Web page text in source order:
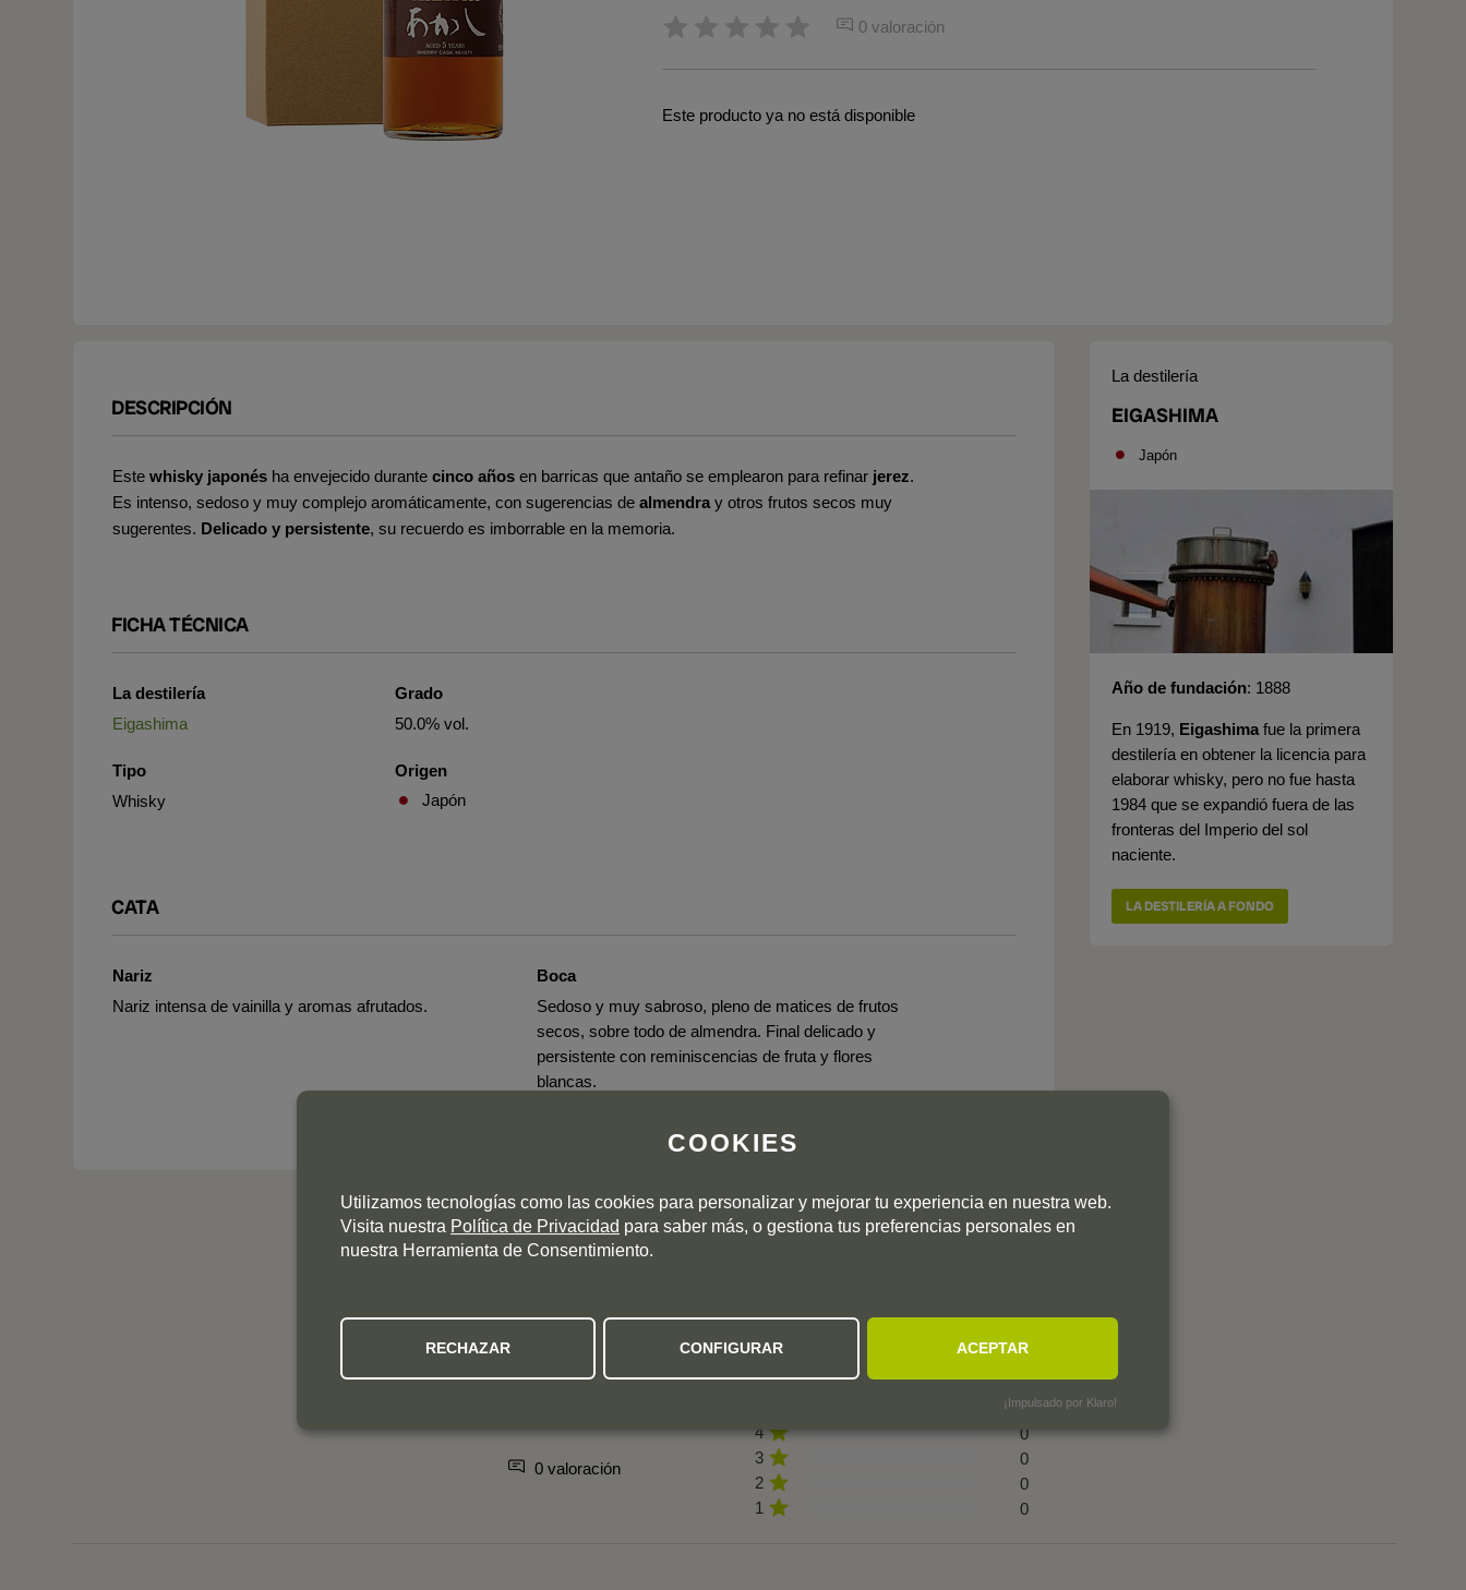
0 valoración
Este producto ya no está disponible
DESCRIPCIÓN
Este whisky japonés ha envejecido durante cinco años en barricas que antaño se emplearon para refinar jerez.
Es intenso, sedoso y muy complejo aromáticamente, con sugerencias de almendra y otros frutos secos muy
sugerentes. Delicado y persistente, su recuerdo es imborrable en la memoria.
FICHA TÉCNICA
La destilería
Eigashima
Tipo
Whisky
Grado
50.0% vol.
Origen
Japón
CATA
Nariz
Nariz intensa de vainilla y aromas afrutados.
Boca
Sedoso y muy sabroso, pleno de matices de frutos
secos, sobre todo de almendra. Final delicado y
persistente con reminiscencias de fruta y flores
blancas.
La destilería
EIGASHIMA
Japón
Año de fundación 1888
En 1919, Eigashima fue la primera
destilería en obtener la licencia para
elaborar whisky, pero no fue hasta
1984 que se expandió fuera de las
fronteras del Imperio del sol
naciente.
LA DESTILERÍA A FONDO
OPINION DE LOS CLIENTES
0 valoración
0
4
0
3
0
2
0
1
0
COOKIES
Utilizamos tecnologías como las cookies para personalizar y mejorar tu experiencia en nuestra web.
Visita nuestra Política de Privacidad para saber más, o gestiona tus preferencias personales en
nuestra Herramienta de Consentimiento.
RECHAZAR CONFIGURAR ACEPTAR
¡Impulsado por Klaro!